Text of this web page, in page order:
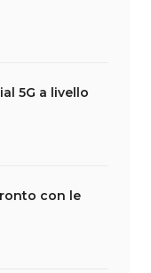
5G a livello
con le